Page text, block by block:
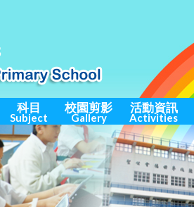
科目
Subject
校園剪影
Gallery
活動資訊
Activities